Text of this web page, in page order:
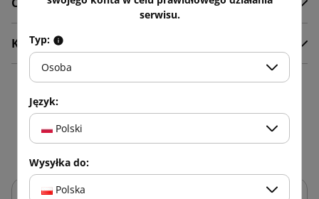
Komentarze
16 innych produktów w
tej samej kategorii:
serwisu.
Typ:
Osoba
Język:
Polski
Wysyłka do:
Polska